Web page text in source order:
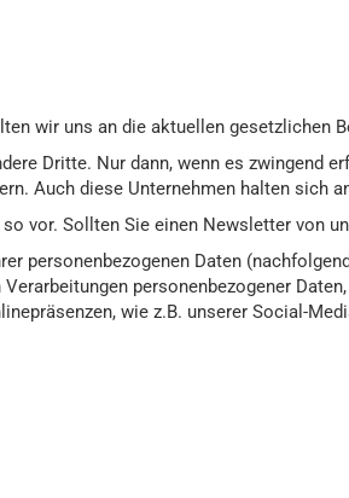
wir uns an die aktuellen gesetzlichen
Dritte. Nur dann, wenn es zwingend
Auch diese Unternehmen halten sich
vor. Sollten Sie einen Newsletter von
Daten
personenbezogener
wie z.B. unserer Social-